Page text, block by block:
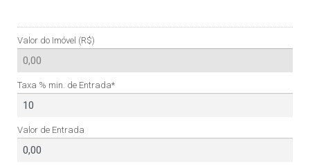
Valor do Imóvel (R$)
Taxa % min. de Entrada*
Valor de Entrada